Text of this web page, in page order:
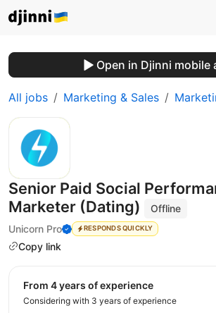
Open in Djinni mobile
All jobs Marketing & Sales
Senior Paid Social
Marketer (Dating)
Offline
Unicorn Pro
RESPONDS QUICKLY
Copy link
from 4 years of experience
Considering with 3 years of experience